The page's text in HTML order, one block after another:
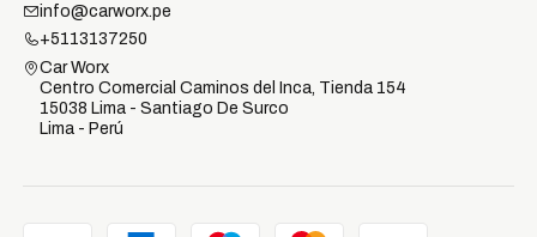
info@carworx.pe
+5113137250
Car Worx
Centro Comercial Caminos del Inca, Tienda 154
15038 Lima - Santiago De Surco
Lima - Perú